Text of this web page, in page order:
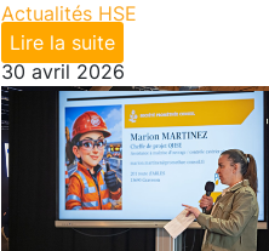
Actualités HSE
Lire la suite
30 avril 2026